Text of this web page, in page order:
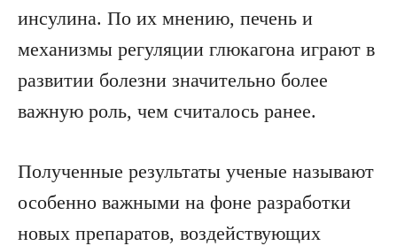
инсулина. По их мнению, печень и
механизмы регуляции глюкагона играют в
развитии болезни значительно более
важную роль, чем считалось ранее.
Полученные результаты ученые называют
особенно важными на фоне разработки
новых препаратов, воздействующих